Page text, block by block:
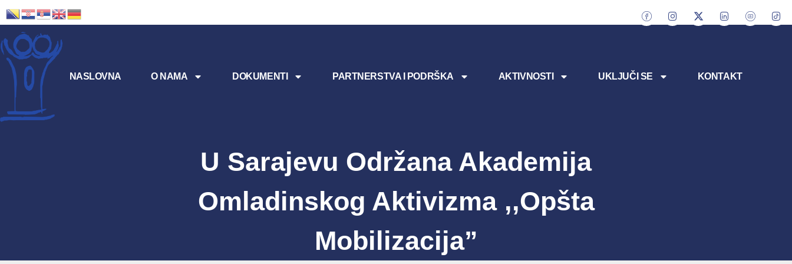
NASLOVNA O NAMA DOKUMENTI PARTNERSTVA I PODRŠKA AKTIVNOSTI UKLJUČI SE KONTAKT
U Sarajevu Održana Akademija
Omladinskog Aktivizma ,,Opšta
Mobilizacija”